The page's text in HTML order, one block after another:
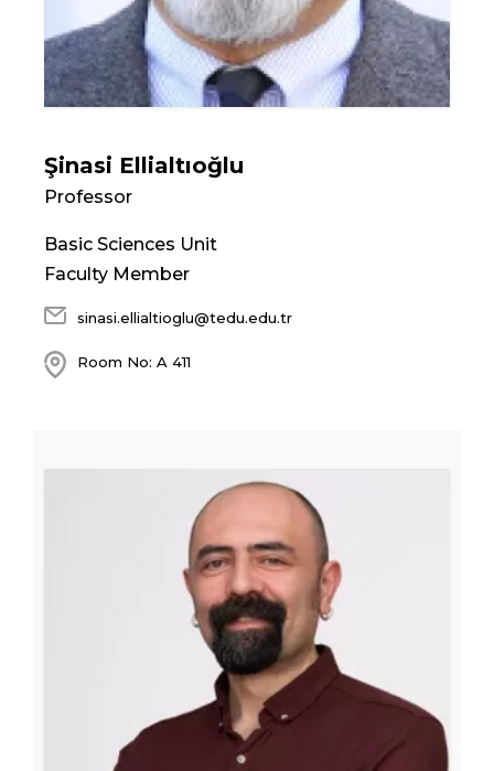
Şinasi Ellialtıoğlu
Professor
Basic Sciences Unit
Faculty Member
sinasi.ellialtioglu@tedu.edu.tr
Room No: A 411